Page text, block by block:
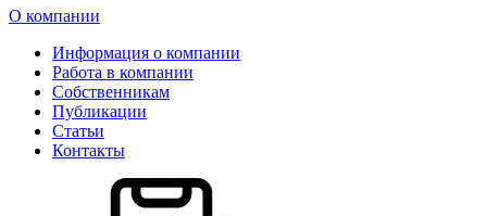
О компании
Информация о компании
Работа в компании
Собственникам
Публикации
Статьи
Контакты